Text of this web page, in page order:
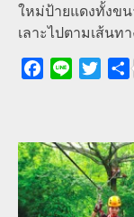
ใหม่ป้ายแดงทั้งขน
เลาะไปตามเส้นท
Facebook
Line